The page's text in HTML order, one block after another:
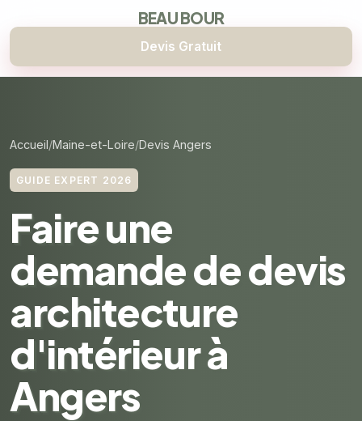
BEAU BOUR
Devis Gratuit
Accueil Maine-et-Loire Devis Angers
GUIDE EXPERT 2026
Faire une
demande de devis
architecture
d'intérieur à
Angers